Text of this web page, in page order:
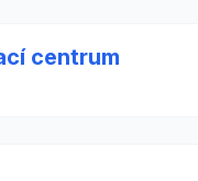
centrum